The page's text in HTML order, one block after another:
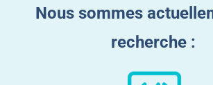
Nous sommes
recherche :